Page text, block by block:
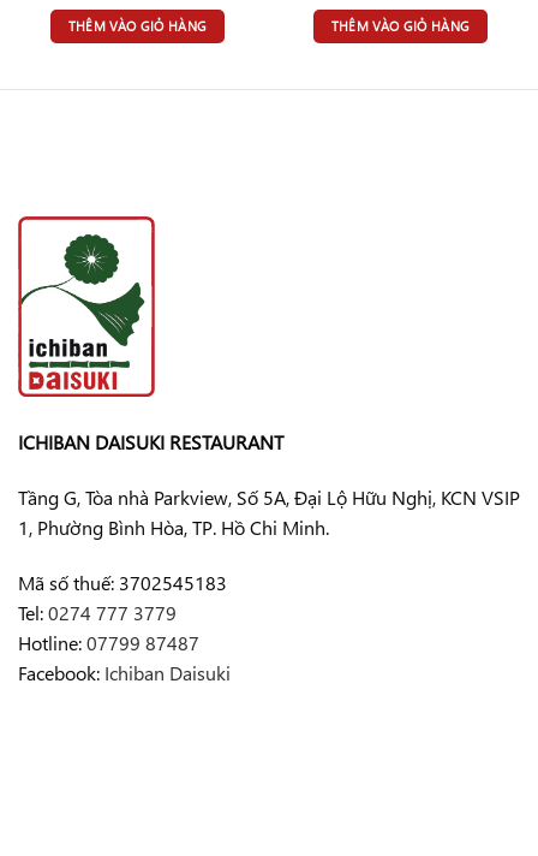
THÊM VÀO GIỎ HÀNG THÊM VÀO GIỎ HÀNG
ICHIBAN DAISUKI RESTAURANT
Tầng G, Tòa nhà Parkview, Số 5A, Đại Lộ Hữu Nghị, KCN VSIP
1, Phường Bình Hòa, TP. Hồ Chi Minh.
Mã số thuế: 3702545183
Tel:0274 777 3779
Hotline:07799 87487
Facebook: Ichiban Daisuki